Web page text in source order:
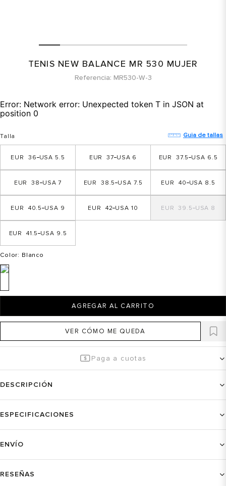
TENIS NEW BALANCE MR 530 MUJER
Referencia MR530-W-3
Error: Network error: Unexpected token T in JSON at
position 0
Talla Guia de tallas
5.5
36 6
37 6.5
37.5
7
38 7.5
38.5 8.5
40
9
40.5 10
42 8
39.5
9.5
41.5
Color: Blanco
AGREGAR AL CARRITO
VER CÓMO ME QUEDA
Paga a cuotas
DESCRIPCIÓN
ESPECIFICACIONES
ENVÍO
RESEÑAS